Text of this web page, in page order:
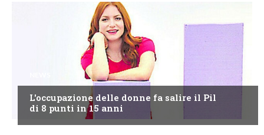
L'occupazione delle donne fa salire il Pil
di 8 punti in 15 anni